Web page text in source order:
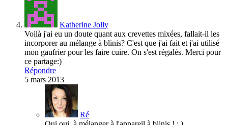
Katherine Jolly
Voilà j'ai eu un doute quant aux crevettes mixées, fallait-il les
incorporer au mélange à blinis? C'est que j'ai fait et j'ai utilisé
mon gaufrier pour les faire cuire. On s'est régalés. Merci pour
ce partage:)
Répondre
5 mars 2013
Ré